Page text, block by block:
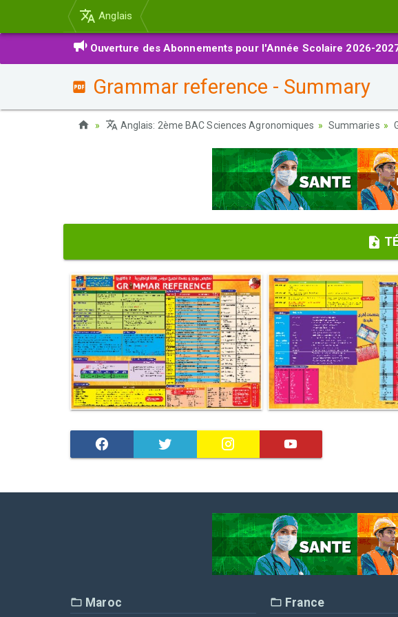
Anglais
Ouverture des Abonnements pour l'Année Scolaire 2026-
Grammar reference - Summary
Anglais: 2ème BAC Sciences Agronomiques Summaries
Maroc France